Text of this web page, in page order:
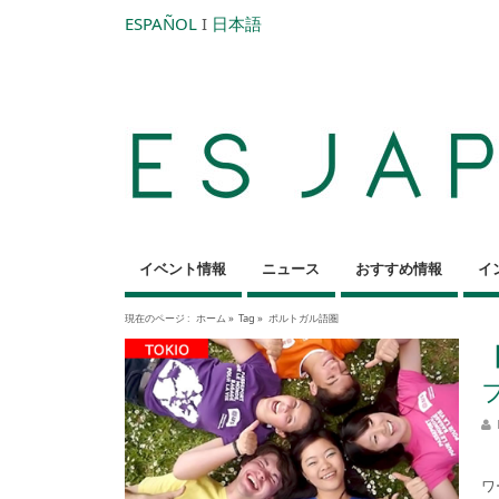
ESPAÑOL I 日本語
イベント情報 ニュース おすすめ情報 イ
現在のページ : ホーム » Tag » ポルトガル語圏